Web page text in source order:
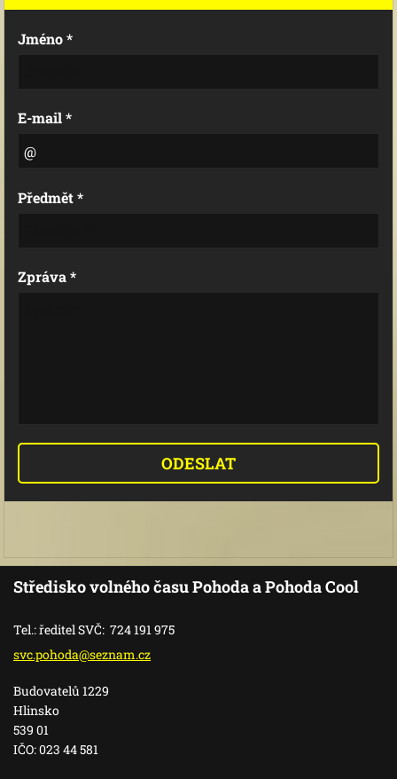
Jméno *
E-mail *
Předmět *
Zpráva *
Středisko volného času Pohoda a Pohoda Cool
Tel.: ředitel SVČ: 724 191 975
svc.pohoda@seznam.cz
Budovatelů 1229
Hlinsko
539 01
IČO: 023 44 581